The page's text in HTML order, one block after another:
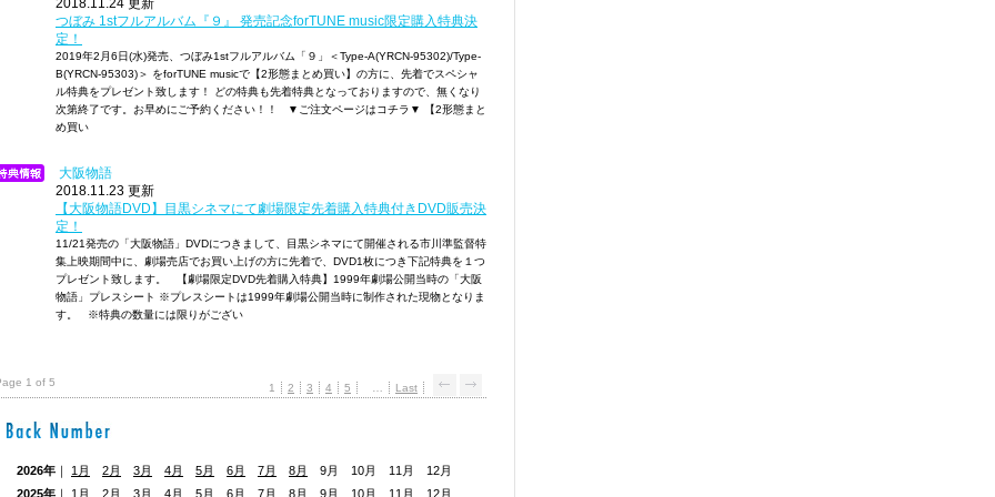
2018.11.24 更新
つぼみ 1stフルアルバム『９』 発売記念forTUNE music限定購入特典決
定！
2019年2月6日(水)発売、つぼみ1stフルアルバム「９」＜Type-A(YRCN-95302)/Type-
B(YRCN-95303)＞ をforTUNE musicで【2形態まとめ買い】の方に、先着でスペシャ
ル特典をプレゼント致します！ どの特典も先着特典となっておりますので、無くなり
次第終了です。お早めにご予約ください！！ ▼ご注文ページはコチラ▼ 【2形態まと
め買い
大阪物語
2018.11.23 更新
【大阪物語DVD】目黒シネマにて劇場限定先着購入特典付きDVD販売決
定！
11/21発売の「大阪物語」DVDにつきまして、目黒シネマにて開催される市川準監督特
集上映期間中に、劇場売店でお買い上げの方に先着で、DVD1枚につき下記特典を１つ
プレゼント致します。 【劇場限定DVD先着購入特典】1999年劇場公開当時の「大阪
物語」プレスシート ※プレスシートは1999年劇場公開当時に制作された現物となりま
す。 ※特典の数量には限りがござい
1 of 5 1 2 3 4 5 Last
2026年 ｜ 1月 2月 3月 4月 5月 6月 7月 8月
9月 10月 11月 12月
2025年 ｜ 1月 2月 3月 4月 5月 6月 7月 8月 9月 10月 11月
12月